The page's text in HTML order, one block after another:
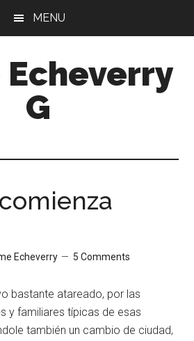
MENU
Echeverry
G
Echeverry 5 Comments
bastante atareado, por las
y familiares típicas de esas
también un cambio de ciudad,